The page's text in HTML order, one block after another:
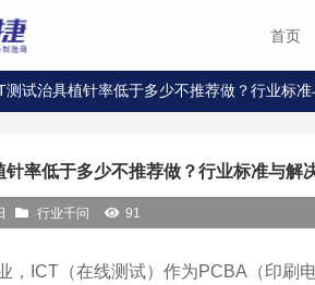
首页
测试治具植针率低于多少不推荐做？行业标
针率低于多少不推荐做？行业标准与解
行业千问 91
，ICT（在线测试）作为PCBA（印刷